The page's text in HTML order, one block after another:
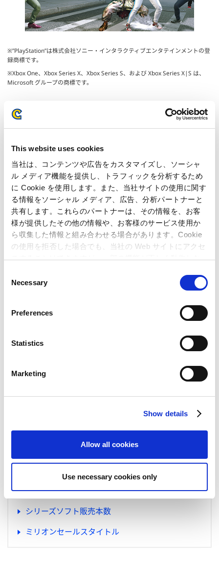
This website uses cookies
当社は、コンテンツや広告をカスタマイズし、ソーシャ
ル メディア機能を提供し、トラフィックを分析するため
に Cookie を使用します。また、当社サイトの使用に関す
る情報をソーシャル メディア、広告、分析パートナーと
共有します。これらのパートナーは、その情報を、お客
様が提供したその他の情報や、お客様のサービス使用か
ら収集した情報と組み合わせる場合があります。Cookie
の使用を拒否した場合でも、当社の Web サイトにアクセ
スすることはできますが、一部の機能が正しく動作しな
Necessary
Preferences
Statistics
Marketing
Show details
Allow all cookies
Use necessary cookies only
※”PlayStation”は株式会社ソニー・インタラクティブエンタテインメントの登
録商標です。
※Xbox One、Xbox Series X、Xbox Series S、および Xbox Series X|S は、
Microsoft グループの商標です。
本件に関するお問い合わせ先
報道関係者・投資家様向けお問い合わせ先
財経・広報統括 広報IR室
TEL : 06-6920-3623 / FAX : 06-6920-5108
マスコミ関係者向けお問い合わせ先
マーケティング推進室 日本ユーザーマーケティングチーム
TEL: 03-3340-0750／FAX: 03-3340-0721
ユーザー様向けお問い合わせ先
お客様相談室 家庭用ゲームサポート
関連ページ
『ストリートファイター6』が全世界で100万本を
～ 対戦格闘ゲーム初心者からコアファンま
シリーズ累計販売本数は
5,000万本の大台に到達 ～
「CAPCOM Pro Tour 2023」、当社史上最高の賞
金総額200万ドル以上で開催決定！～ 最新作『ス
トリートファイター6』を採用し、eスポーツの対
戦格闘シーンをさらに進化 ～
リーズの制作が決定！～ 数々のヒット映画を生み
出したLegendary社との共同制作により、IP価値
の拡大を図る ～
シリーズソフト販売本数
ミリオンセールスタイトル